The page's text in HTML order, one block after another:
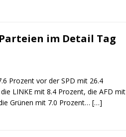
im Detail Tag
Prozent vor der SPD mit 26.4
LINKE mit 8.4 Prozent, die AFD mit
Grünen mit 7.0 Prozent… […]